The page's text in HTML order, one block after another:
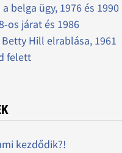
belga ügy, 1976 és 1990
os járat és 1986
Betty Hill elrablása, 1961
felett
kezdődik?!